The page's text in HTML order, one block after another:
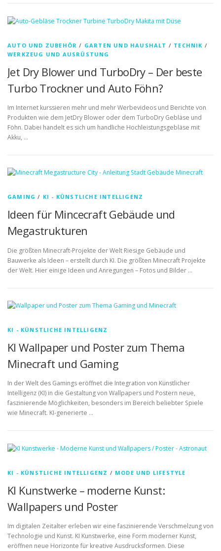
AUTO UND ZUBEHÖR / GARTEN UND HAUSHALT / TECHNIK /
WERKZEUG UND AUSRÜSTUNG
Jet Dry Blower und TurboDry – Der beste
Turbo Trockner und Auto Föhn?
Im Internet kurssieren mehr und mehr Werbevideos und Berichte von
Produkten wie dem JetDry Blower oder dem TurboDry Gebläse und
Föhn. Dabei handelt es sich um handliche Hochleistungsgebläse mit
Akku, …
GAMING / KI - KÜNSTLICHE INTELLIGENZ
Ideen für Mincecraft Gebäude und
Megastrukturen
Die größten Minecraft-Projekte der Welt Riesige Gebäude und
Bauwerke als Ideen – erstellt durch KI. Die größten Minecraft Projekte
der Welt. Hier einige Ideen und Anregungen – Fotos und Bilder …
KI - KÜNSTLICHE INTELLIGENZ
KI Wallpaper und Poster zum Thema
Minecraft und Gaming
In der Welt des Gamings eröffnet die Integration von Künstlicher
Intelligenz (KI) in die Gestaltung von Wallpapers und Postern neue,
faszinierende Möglichkeiten, besonders im Bereich beliebter Spiele
wie Minecraft. KI-generierte …
KI - KÜNSTLICHE INTELLIGENZ / MODE UND LIFESTYLE
KI Kunstwerke – moderne Kunst:
Wallpapers und Poster
Im digitalen Zeitalter erleben wir eine faszinierende Verschmelzung von
Technologie und Kunst. KI Kunstwerke, eine Form moderner Kunst,
eröffnen neue Horizonte für kreative Ausdrucksformen. Diese